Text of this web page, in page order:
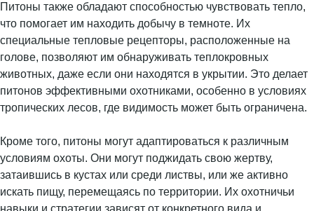
Питоны также обладают способностью чувствовать тепло,
что помогает им находить добычу в темноте. Их
специальные тепловые рецепторы, расположенные на
голове, позволяют им обнаруживать теплокровных
животных, даже если они находятся в укрытии. Это делает
питонов эффективными охотниками, особенно в условиях
тропических лесов, где видимость может быть ограничена.
Кроме того, питоны могут адаптироваться к различным
условиям охоты. Они могут поджидать свою жертву,
затаившись в кустах или среди листвы, или же активно
искать пищу, перемещаясь по территории. Их охотничьи
навыки и стратегии зависят от конкретного вида и